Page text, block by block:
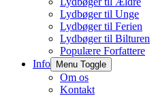
Lydbøger til Unge
Lydbøger til Ferien
Lydbøger til Bilturen
Populære Forfattere
Info
Menu Toggle
Om os
Kontakt